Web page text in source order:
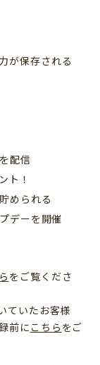
が保存される
配信
ト！
められる
デーを開催
をご覧くださ
ていたお客様
前に こちら をご